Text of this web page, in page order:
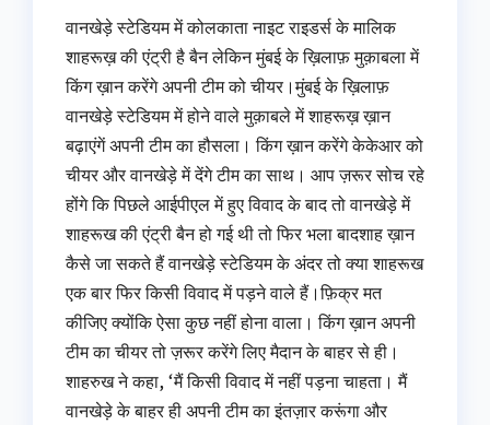
वानखेड़े स्टेडियम में कोलकाता नाइट राइडर्स के मालिक
शाहरूख़ की एंट्री है बैन लेकिन मुंबई के ख़िलाफ़ मुक़ाबला में
किंग ख़ान करेंगे अपनी टीम को चीयर।मुंबई के ख़िलाफ़
वानखेड़े स्टेडियम में होने वाले मुक़ाबले में शाहरूख़ ख़ान
बढ़ाएंगें अपनी टीम का हौसला। किंग ख़ान करेंगे केकेआर को
चीयर और वानखेड़े में देंगे टीम का साथ। आप ज़रूर सोच रहे
होंगे कि पिछले आईपीएल में हुए विवाद के बाद तो वानखेड़े में
शाहरूख की एंट्री बैन हो गई थी तो फिर भला बादशाह ख़ान
कैसे जा सकते हैं वानखेड़े स्टेडियम के अंदर तो क्या शाहरूख
एक बार फिर किसी विवाद में पड़ने वाले हैं।फ़िक्र मत
कीजिए क्योंकि ऐसा कुछ नहीं होना वाला। किंग ख़ान अपनी
टीम का चीयर तो ज़रूर करेंगे लिए मैदान के बाहर से ही।
शाहरुख ने कहा, ‘मैं किसी विवाद में नहीं पड़ना चाहता। मैं
वानखेड़े के बाहर ही अपनी टीम का इंतज़ार करूंगा और